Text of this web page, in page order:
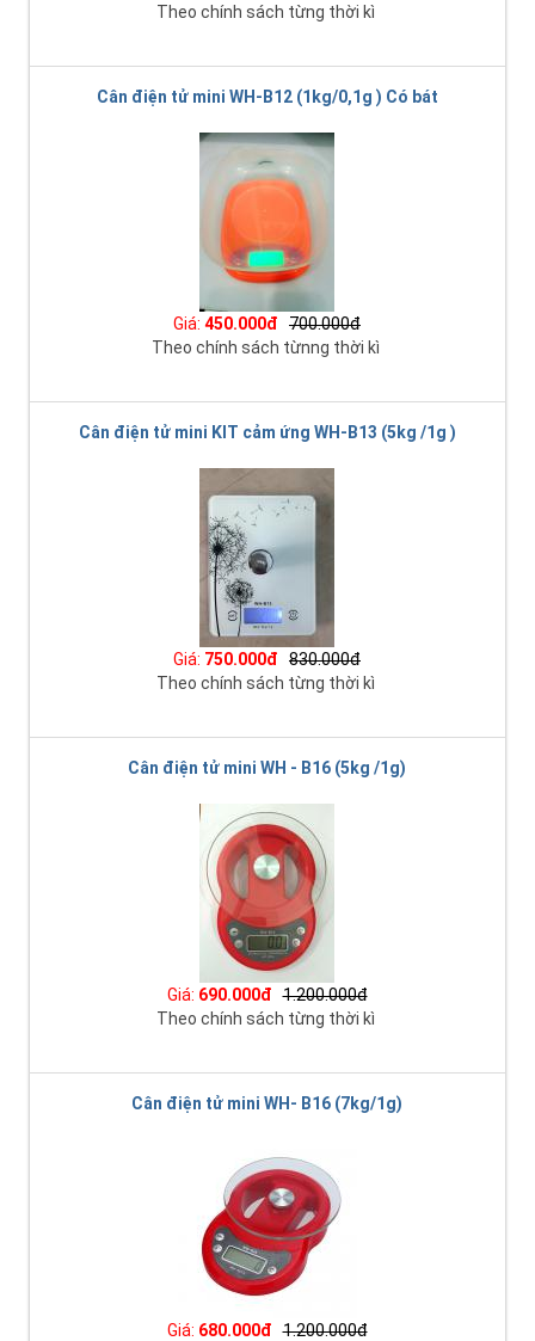
Theo chính sách từng thời kì
Cân điện tử mini WH-B12 (1kg/0,1g ) Có bát
Giá: 450.000đ
700.000đ
Theo chính sách từnng thời kì
Cân điện tử mini KIT cảm ứng WH-B13 (5kg /1g )
Giá: 750.000đ
830.000đ
Theo chính sách từng thời kì
Cân điện tử mini WH - B16 (5kg /1g)
Giá: 690.000đ 1.200.000đ
Theo chính sách từng thời kì
Cân điện tử mini WH- B16 (7kg/1g)
Giá: 680.000đ 1.200.000đ